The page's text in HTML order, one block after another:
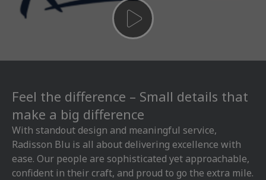
Feel the difference – Small details that
make a big difference
With standout design and meaningful service,
Radisson Blu is all about delivering excellence with
ease. Our people are sophisticated yet approachable,
confident in their craft, and proud to go the extra mile.